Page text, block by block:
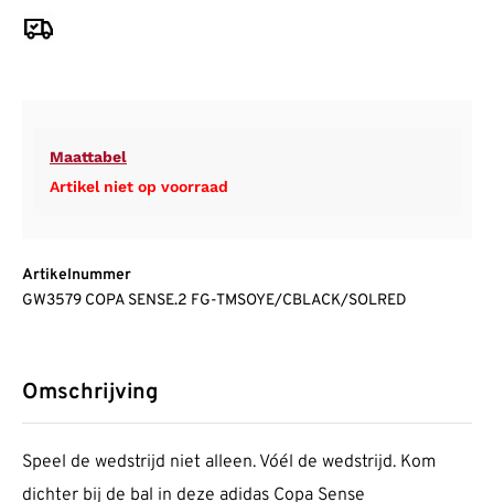
Maattabel
Artikel niet op voorraad
Artikelnummer
GW3579 COPA SENSE.2 FG-TMSOYE/CBLACK/SOLRED
Omschrijving
Speel de wedstrijd niet alleen. Vóél de wedstrijd. Kom
dichter bij de bal in deze adidas Copa Sense